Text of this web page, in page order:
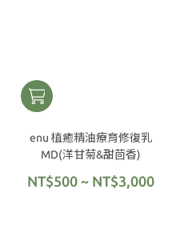
enu 植癒精油療育修復乳
MD(洋甘菊&甜茴香)
NT$500 ~ NT$3,000